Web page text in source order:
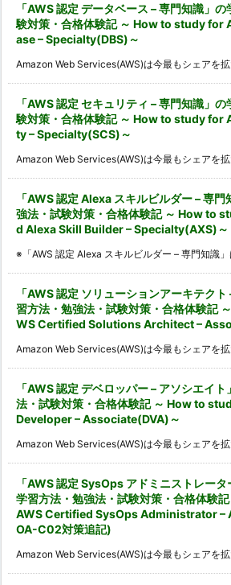
「AWS 認定 データベース – 専門知識」
験対策・合格体験記 ～ How to study for
ase – Specialty(DBS)～
Amazon Web Services(AWS)は今最もシェアを
「AWS 認定 セキュリティ – 専門知識」
験対策・合格体験記 ～ How to study for
ty – Specialty(SCS)～
Amazon Web Services(AWS)は今最もシェアを
「AWS 認定 Alexa スキルビルダー – 専
強法・試験対策・合格体験記 ～ How to
d Alexa Skill Builder – Specialty(AXS)～
※「AWS 認定 Alexa スキルビルダー – 専門知識
「AWS 認定 ソリューションアーキテク
習方法・勉強法・試験対策・合格体験記
WS Certified Solutions Architect –
Amazon Web Services(AWS)は今最もシェアを
「AWS 認定 デベロッパー – アソシエイ
法・試験対策・合格体験記 ～ How to
Developer – Associate(DVA)～
Amazon Web Services(AWS)は今最もシェアを
「AWS 認定 SysOps アドミニストレー
学習方法・勉強法・試験対策・合格体験
AWS Certified SysOps Administrator –
OA-C02対策追記)
Amazon Web Services(AWS)は今最もシェアを